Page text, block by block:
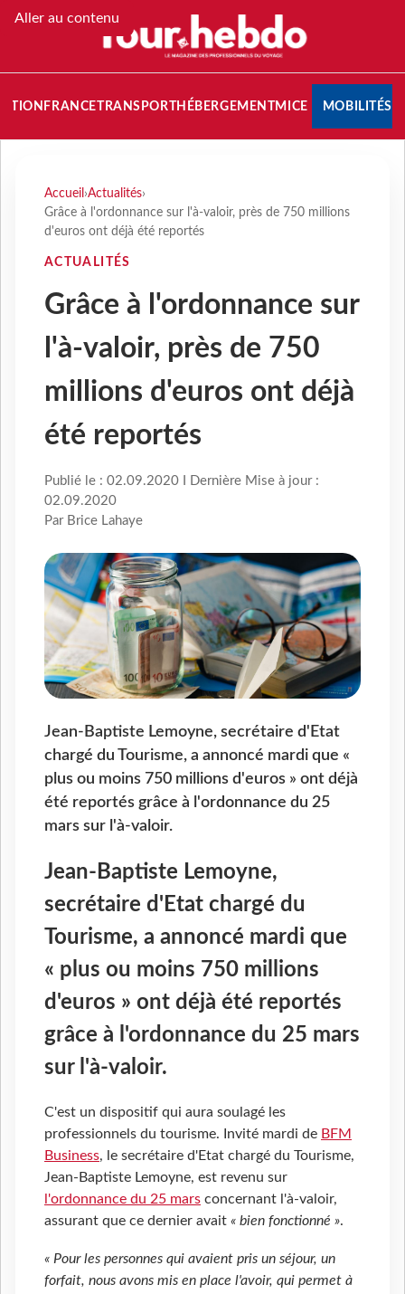
Aller au contenu
FRANCETRANSPORT HÉBERGEMENTMICE MOBILITÉS
Accueil ›Actualités›
Grâce à l'ordonnance sur l'à-valoir, près de 750 millions
d'euros ont déjà été reportés
ACTUALITÉS
Grâce à l'ordonnance sur
l'à-valoir, près de 750
millions d'euros ont déjà
été reportés
Publié le : 02.09.2020 I Dernière Mise à jour :
02.09.2020
Par Brice Lahaye
Jean-Baptiste Lemoyne, secrétaire d'Etat
chargé du Tourisme, a annoncé mardi que «
plus ou moins 750 millions d'euros » ont déjà
été reportés grâce à l'ordonnance du 25
mars sur l'à-valoir.
Jean-Baptiste Lemoyne,
secrétaire d'Etat chargé du
Tourisme, a annoncé mardi que
« plus ou moins 750 millions
d'euros » ont déjà été reportés
grâce à l'ordonnance du 25 mars
sur l'à-valoir.
C'est un dispositif qui aura soulagé les
professionnels du tourisme. Invité mardi de BFM
Business, le secrétaire d'Etat chargé du Tourisme,
Jean-Baptiste Lemoyne, est revenu sur
l'ordonnance du 25 mars concernant l'à-valoir,
assurant que ce dernier avait « bien fonctionné ».
« Pour les personnes qui avaient pris un séjour, un
forfait, nous avons mis en place l'avoir, qui permet à